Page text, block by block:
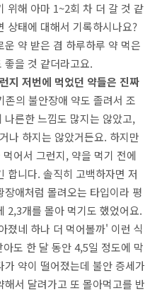
위해 아마 1~2회 차 더 갈 것 같
상태에 대해서 기록하시나요?
약 받은 겸 하루하루 약 먹은
좋을 것 같더라고요.
지 저번에 먹었던 약들은 진짜
존의 불안장애 약도 졸려서 조
른한 느낌도 많지는 않았고,
나 하지는 않았거든요. 하지만
어서 그런지, 약을 먹기 전에
합니다. 솔직히 고백하자면 저
애처럼 몰려오는 타입이라 평
2,3개를 몰아 먹기도 했었어요.
졌네 하나 더 먹어볼까' 이런 식
도 한 달 동안 4,5일 정도에 막
약이 떨어졌는데 불안 증세가
서 달려가고 또 몰아먹고를 반